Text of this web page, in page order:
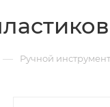
— Ручной инструмент